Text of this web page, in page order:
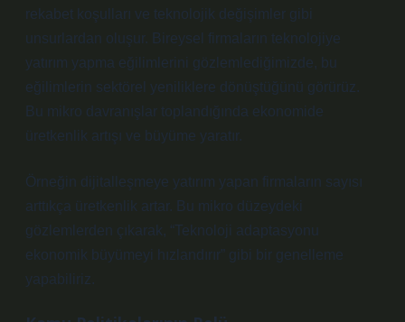
rekabet koşulları ve teknolojik değişimler gibi
unsurlardan oluşur. Bireysel firmaların teknolojiye
yatırım yapma eğilimlerini gözlemlediğimizde, bu
eğilimlerin sektörel yeniliklere dönüştüğünü görürüz.
Bu mikro davranışlar toplandığında ekonomide
üretkenlik artışı ve büyüme yaratır.
Örneğin dijitalleşmeye yatırım yapan firmaların sayısı
arttıkça üretkenlik artar. Bu mikro düzeydeki
gözlemlerden çıkarak, “Teknoloji adaptasyonu
ekonomik büyümeyi hızlandırır” gibi bir genelleme
yapabiliriz.